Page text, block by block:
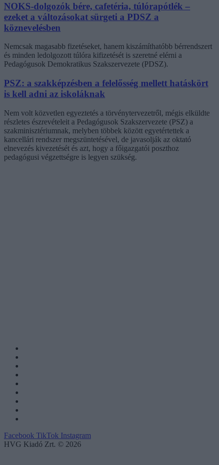
NOKS-dolgozók bére, cafetéria, túlórapótlék –
ezeket a változásokat sürgeti a PDSZ a
köznevelésben
Nemcsak magasabb fizetéseket, hanem kiszámíthatóbb bérrendszert
és minden ledolgozott túlóra kifizetését is szeretné elérni a
Pedagógusok Demokratikus Szakszervezete (PDSZ).
PSZ: a szakképzésben a felelősség mellett hatáskört
is kell adni az iskoláknak
Nem volt közvetlen egyeztetés a törvénytervezetről, mégis elküldte
részletes észrevételeit a Pedagógusok Szakszervezete (PSZ) a
szakminisztériumnak, melyben többek között egyetértettek a
kancellári rendszer megszüntetésével, de javasolják az oktató
elnevezés kivezetését és azt, hogy a főigazgatói poszthoz
pedagógusi végzettségre is legyen szükség.
Facebook TikTok Instagram
HVG Kiadó Zrt. © 2026